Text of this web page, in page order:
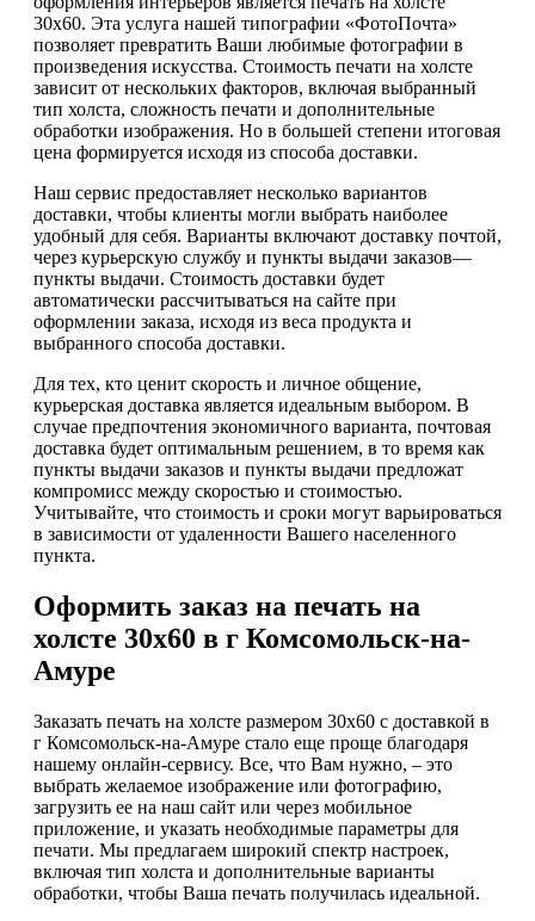
30х60. Эта услуга нашей типографии «ФотоПочта»
позволяет превратить Ваши любимые фотографии в
произведения искусства. Стоимость печати на холсте
зависит от нескольких факторов, включая выбранный
тип холста, сложность печати и дополнительные
обработки изображения. Но в большей степени итоговая
цена формируется исходя из способа доставки.
Наш сервис предоставляет несколько вариантов
доставки, чтобы клиенты могли выбрать наиболее
удобный для себя. Варианты включают доставку почтой,
через курьерскую службу и пункты выдачи заказов—
пункты выдачи. Стоимость доставки будет
автоматически рассчитываться на сайте при
оформлении заказа, исходя из веса продукта и
выбранного способа доставки.
Для тех, кто ценит скорость и личное общение,
курьерская доставка является идеальным выбором. В
случае предпочтения экономичного варианта, почтовая
доставка будет оптимальным решением, в то время как
пункты выдачи заказов и пункты выдачи предложат
компромисс между скоростью и стоимостью.
Учитывайте, что стоимость и сроки могут варьироваться
в зависимости от удаленности Вашего населенного
пункта.
Оформить заказ на печать на
холсте 30х60 в г Комсомольск-на-
Амуре
Заказать печать на холсте размером 30х60 с доставкой в
г Комсомольск-на-Амуре стало еще проще благодаря
нашему онлайн-сервису. Все, что Вам нужно, – это
выбрать желаемое изображение или фотографию,
загрузить ее на наш сайт или через мобильное
приложение, и указать необходимые параметры для
печати. Мы предлагаем широкий спектр настроек,
включая тип холста и дополнительные варианты
обработки, чтобы Ваша печать получилась идеальной.